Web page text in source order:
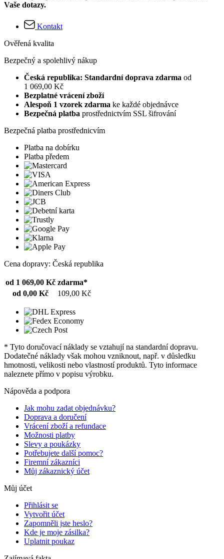
Vaše dotazy.
Kontakt
Ověřená kvalita
Bezpečný a spolehlivý nákup
Česká republika: Standardní doprava zdarma od
1 069,00 Kč
Bezplatné vrácení zboží
Alespoň 1 vzorek zdarma ke každé objednávce
Bezpečná platba prostřednictvím SSL šifrování
Bezpečná platba prostřednicvím
Platba na dobírku
Platba předem
Cena dopravy: Česká republika
od 1 069,00 Kč zdarma*
od 0,00 Kč
109,00 Kč
* Tyto doručovací náklady se vztahují na standardní dopravu.
Dodatečné náklady však mohou vzniknout, např. v důsledku
hmotnosti, velikosti nebo vlastností produktů. Tyto informace
naleznete přímo v popisu výrobku.
Nápověda a podpora
Jak mohu zadat objednávku?
Doprava a doručení
Vrácení zboží a refundace
Možnosti platby
Slevy a poukázky
Potřebujete další pomoc?
Firemní zákazníci
Můj zákaznický účet
Můj účet
Přihlásit se
Vytvořit účet
Zapomněli jste heslo?
Kde je moje zásilka?
Uplatnit poukaz